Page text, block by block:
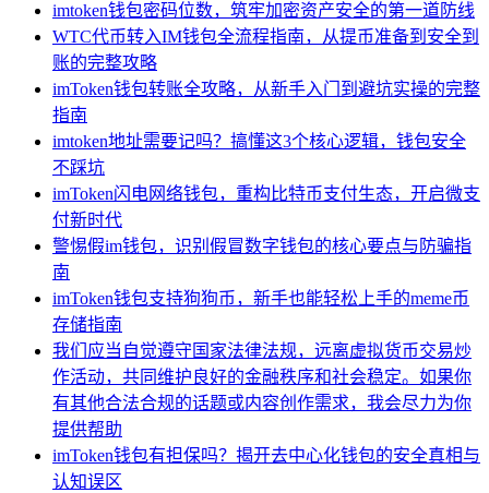
imtoken钱包密码位数，筑牢加密资产安全的第一道防线
WTC代币转入IM钱包全流程指南，从提币准备到安全到
账的完整攻略
imToken钱包转账全攻略，从新手入门到避坑实操的完整
指南
imtoken地址需要记吗？搞懂这3个核心逻辑，钱包安全
不踩坑
imToken闪电网络钱包，重构比特币支付生态，开启微支
付新时代
警惕假im钱包，识别假冒数字钱包的核心要点与防骗指
南
imToken钱包支持狗狗币，新手也能轻松上手的meme币
存储指南
我们应当自觉遵守国家法律法规，远离虚拟货币交易炒
作活动，共同维护良好的金融秩序和社会稳定。如果你
有其他合法合规的话题或内容创作需求，我会尽力为你
提供帮助
imToken钱包有担保吗？揭开去中心化钱包的安全真相与
认知误区